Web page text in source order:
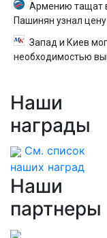
Армению тащат
Пашинян узнал
Запад и Киев
необходимостью
Наши
награды
См. список
наших наград
Наши
партнеры